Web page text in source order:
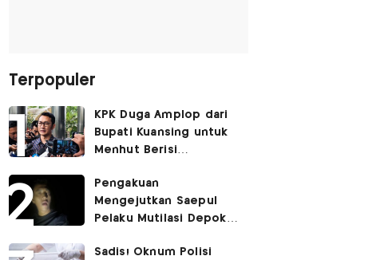
Terpopuler
KPK Duga Amplop dari
Bupati Kuansing untuk
Menhut Berisi
Pengembaliannya
Belum Utuh
Pengakuan
Mengejutkan Saepul
Pelaku Mutilasi Depok:
Korban di Kontrakan
Sadis! Oknum Polisi